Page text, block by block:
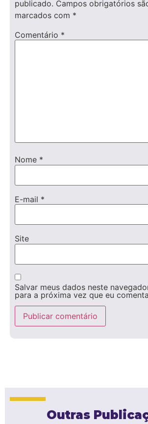
publicado. Campos obrigatórios
marcados com *
Comentário *
Nome *
E-mail *
Site
Salvar meus dados neste
para a próxima vez que eu
Outras